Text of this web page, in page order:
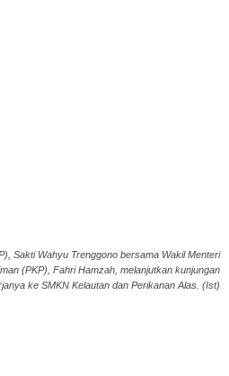
Sakti Wahyu Trenggono bersama Wakil Menteri
(PKP), Fahri Hamzah, melanjutkan kunjungan
ke SMKN Kelautan dan Perikanan Alas. (Ist)